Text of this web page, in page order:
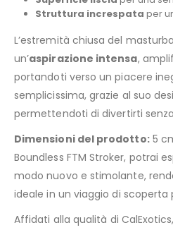
Struttura increspata per
L’estremità chiusa del
un’aspirazione intensa,
portandoti verso un piacere
semplicissima, grazie al suo
permettendoti di divertirti
Dimensioni del prodotto:5
Boundless FTM Stroker, potrai
modo nuovo e stimolante,
ideale in un viaggio di scoperta
Affidati alla qualità di